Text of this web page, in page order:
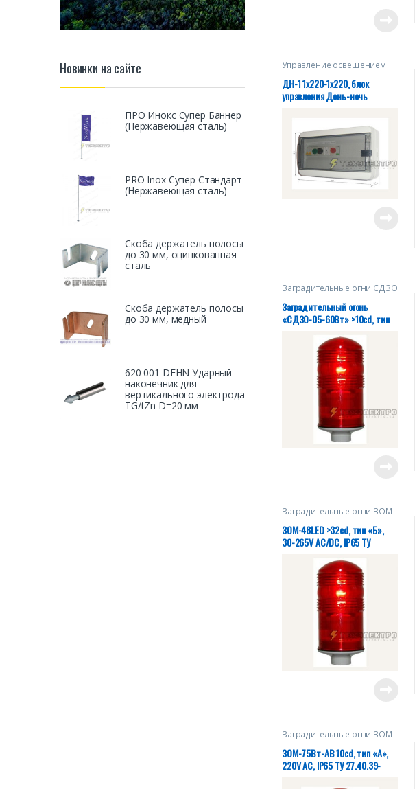
Управление освещением
ДН-1 1х220-1х220, блок
управления День-ночь
Заградительные огни СДЗО
Заградительный огонь
«СДЗО-05-60Вт» >10cd, тип
27.40.39-004-28320930-2018
Заградительные огни ЗОМ
ЗОМ-48LED >32cd, тип «Б»,
30-265V AC/DC, IP65 ТУ
Заградительные огни ЗОМ
ЗОМ-75Вт-АВ 10cd, тип «А»,
220V AC, IP65 ТУ 27.40.39-
Новинки на сайте
ПРО Инокс Супер Баннер
(Нержавеющая сталь)
PRO Inox Супер Стандарт
(Нержавеющая сталь)
Скоба держатель полосы
до 30 мм, оцинкованная
сталь
Скоба держатель полосы
до 30 мм, медный
620 001 DEHN Ударный
наконечник для
вертикального электрода
TG/tZn D=20 мм